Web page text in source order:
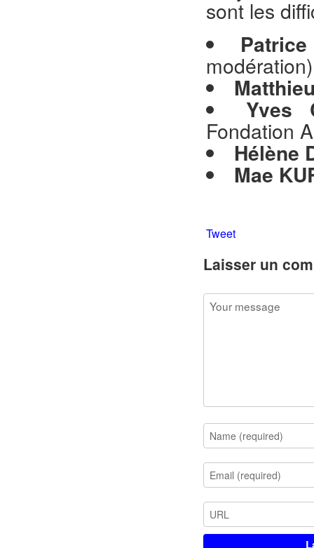
sont les
modération)
Yves
Fondation
Hélène
Mae
Tweet
Laisser un